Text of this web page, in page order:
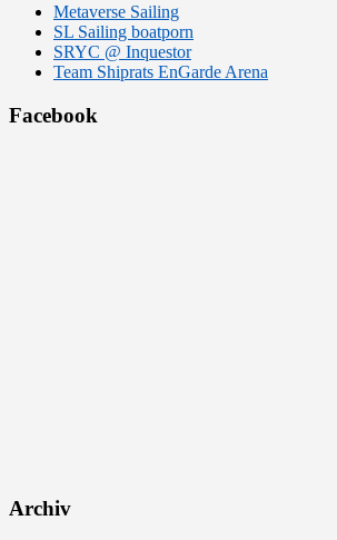
Metaverse Sailing
SL Sailing boatporn
SRYC @ Inquestor
Team Shiprats EnGarde Arena
Facebook
Archiv